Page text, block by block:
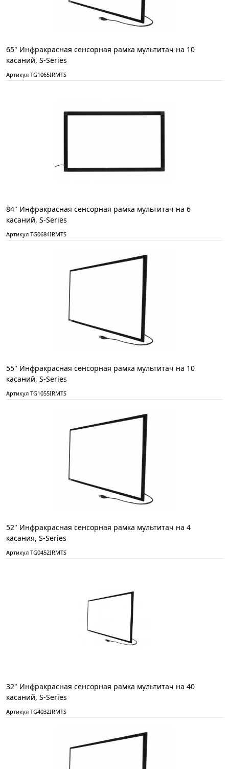
65" Инфракрасная сенсорная рамка мультитач на 10
касаний, S-Series
Артикул TG1065IRMTS
84" Инфракрасная сенсорная рамка мультитач на 6
касаний, S-Series
Артикул TG0684IRMTS
55" Инфракрасная сенсорная рамка мультитач на 10
касаний, S-Series
Артикул TG1055IRMTS
52" Инфракрасная сенсорная рамка мультитач на 4
касания, S-Series
Артикул TG0452IRMTS
32" Инфракрасная сенсорная рамка мультитач на 40
касаний, S-Series
Артикул TG4032IRMTS